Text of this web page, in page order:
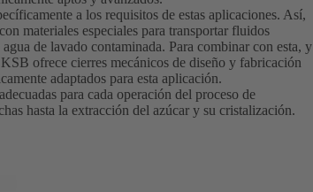
a los requisitos de estas aplicaciones. Así,
materiales especiales para transportar fluidos
de lavado contaminada. Para combinar con esta, y
ofrece cierres mecánicos de diseño y fabricación
adaptados para esta aplicación.
para cada operación del proceso de
hasta la extracción del azúcar y su cristalización.